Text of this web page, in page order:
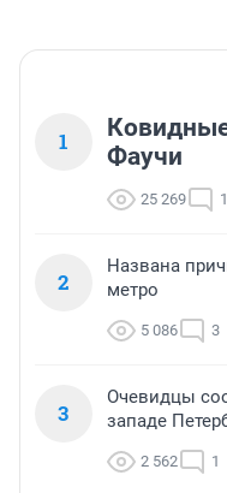
1
Фаучи
25 269 1
2
Названа
метро
5 086 3
3
Очевидцы
западе
2 562 1